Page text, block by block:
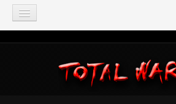
TOTAL WAR
Total War: Three Kingdoms
Total War: Warhammer